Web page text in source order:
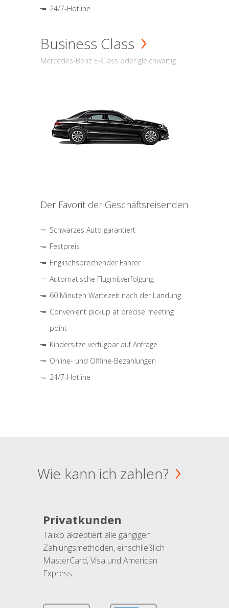
24/7-Hotline
Business Class
Mercedes-Benz E-Class oder gleichwärtig
Der Favorit der Geschäftsreisenden
Schwarzes Auto garantiert
Festpreis
Englischsprechender Fahrer
Automatische Flugmitverfolgung
60 Minuten Wartezeit nach der Landung
Convenient pickup at precise meeting
point
Kindersitze verfügbar auf Anfrage
Online- und Offline-Bezahlungen
24/7-Hotline
Wie kann ich zahlen?
Privatkunden
Talixo akzeptiert alle gängigen
Zahlungsmethoden, einschließlich
MasterCard, Visa und American
Express.